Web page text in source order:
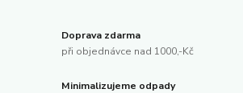
Doprava zdarma
při objednávce nad 1000,-Kč
Minimalizujeme odpady